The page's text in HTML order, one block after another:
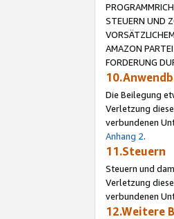
STEUERN UND
AMAZON
FORDERUNG
Die Beilegung
Verletzung
verbundenen
Anhang 2.
11.Steuern
Steuern und
Verletzung
verbundenen
12.Weitere